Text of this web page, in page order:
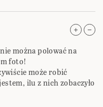
można polować na
foto!
może robić
ilu z nich zobaczyło